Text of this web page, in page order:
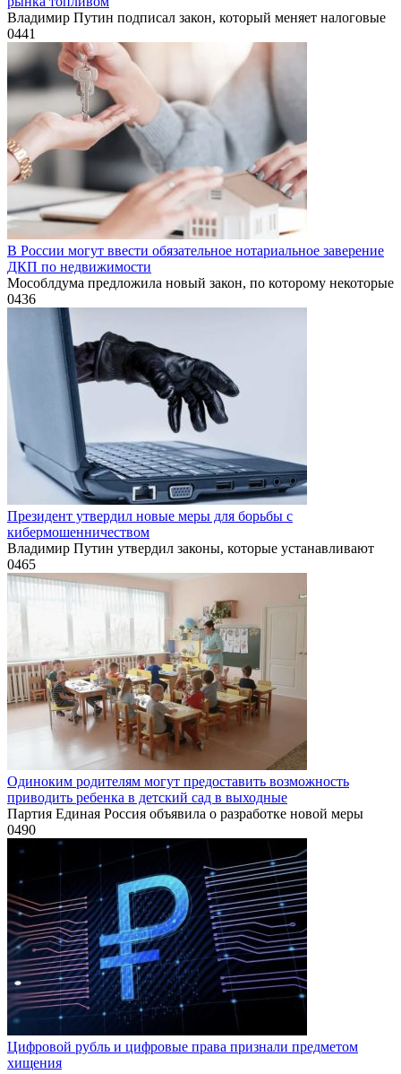
Владимир Путин подписал закон, который меняет налоговые
0441
В России могут ввести обязательное нотариальное заверение
ДКП по недвижимости
Мособлдума предложила новый закон, по которому некоторые
0436
Президент утвердил новые меры для борьбы с
кибермошенничеством
Владимир Путин утвердил законы, которые устанавливают
0465
Одиноким родителям могут предоставить возможность
приводить ребенка в детский сад в выходные
Партия Единая Россия объявила о разработке новой меры
0490
Цифровой рубль и цифровые права признали предметом
хищения